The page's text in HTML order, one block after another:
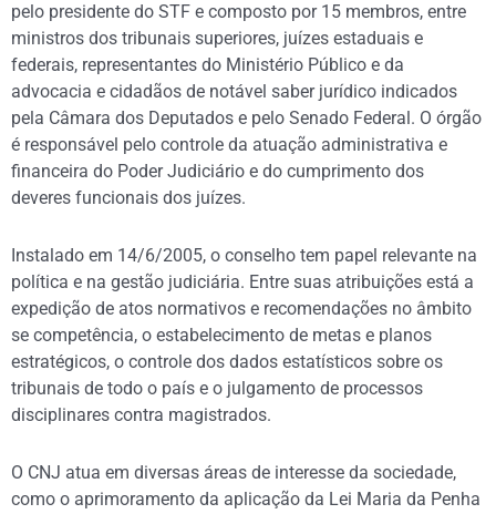
pelo presidente do STF e composto por 15 membros, entre
ministros dos tribunais superiores, juízes estaduais e
federais, representantes do Ministério Público e da
advocacia e cidadãos de notável saber jurídico indicados
pela Câmara dos Deputados e pelo Senado Federal. O órgão
é responsável pelo controle da atuação administrativa e
financeira do Poder Judiciário e do cumprimento dos
deveres funcionais dos juízes.
Instalado em 14/6/2005, o conselho tem papel relevante na
política e na gestão judiciária. Entre suas atribuições está a
expedição de atos normativos e recomendações no âmbito
se competência, o estabelecimento de metas e planos
estratégicos, o controle dos dados estatísticos sobre os
tribunais de todo o país e o julgamento de processos
disciplinares contra magistrados.
O CNJ atua em diversas áreas de interesse da sociedade,
como o aprimoramento da aplicação da Lei Maria da Penha